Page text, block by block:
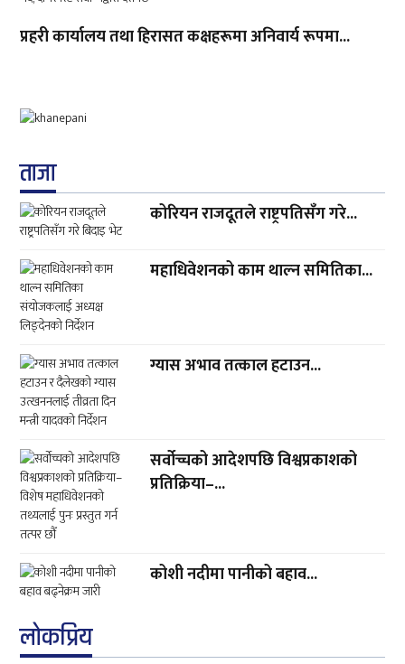
प्रहरी कार्यालय तथा हिरासत कक्षहरूमा अनिवार्य रूपमा...
ताजा
कोरियन राजदूतले राष्ट्रपतिसँग गरे...
महाधिवेशनको काम थाल्न समितिका...
ग्यास अभाव तत्काल हटाउन...
सर्वोच्चको आदेशपछि विश्वप्रकाशको
प्रतिक्रिया–...
कोशी नदीमा पानीको बहाव...
लाेकप्रिय